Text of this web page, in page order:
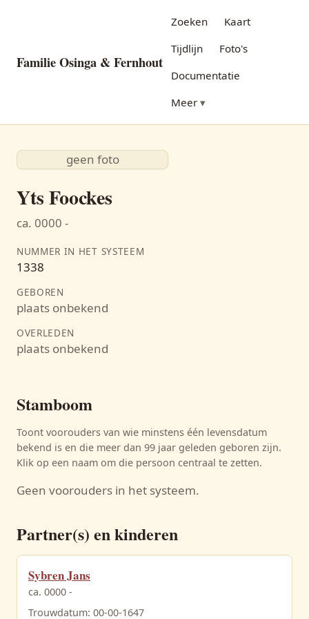
Familie Osinga & Fernhout
Zoeken
Kaart
Tijdlijn
Foto's
Documentatie
Meer
geen foto
Yts Foockes
ca. 0000 -
NUMMER IN HET SYSTEEM
1338
GEBOREN
plaats onbekend
OVERLEDEN
plaats onbekend
Stamboom
Toont voorouders van wie minstens één levensdatum
bekend is en die meer dan 99 jaar geleden geboren zijn.
Klik op een naam om die persoon centraal te zetten.
Geen voorouders in het systeem.
Partner(s) en kinderen
Sybren Jans
ca. 0000 -
Trouwdatum: 00-00-1647